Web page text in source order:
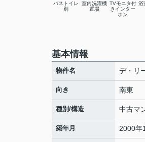
バストイレ
別
室内洗濯機
置場
TVモニタ付
きインター
ホン
浴
基本情報
物件名 デ・リ
向き 南東
種別/構造 中古マ
築年月 2000年